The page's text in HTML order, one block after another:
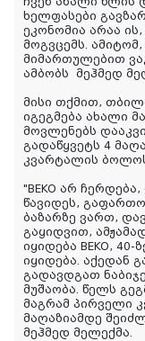
ხელფასები
ეკონომია არაა
მოგვცემს.
მიმართულებით
ამბობს მეჰმედ
მისი თქმით,
იგეგმება ახალი
მოვლენებს
გადაწყვეტს 4
კვარტალის
"BEKO არ
წავიდეს,
ბაზარზე ვართ,
გაყიდვით,
იყიდება BEKO,
იყიდება. აქედან
გადავდგათ
მუშაობა. წელს
მაგრამ პირველი
მაღაზიამდე
მეჰმედ მელექმა.